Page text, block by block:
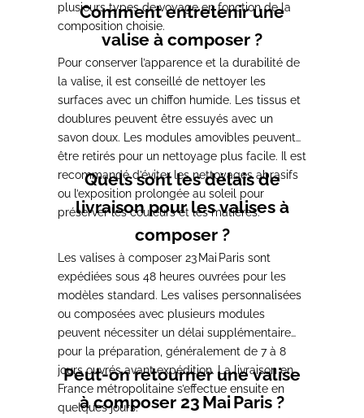
plusieurs types de voyage en fonction de la
composition choisie.
Comment entretenir une
valise à composer ?
Pour conserver l’apparence et la durabilité de
la valise, il est conseillé de nettoyer les
surfaces avec un chiffon humide. Les tissus et
doublures peuvent être essuyés avec un
savon doux. Les modules amovibles peuvent
être retirés pour un nettoyage plus facile. Il est
recommandé d’éviter les nettoyages abrasifs
ou l’exposition prolongée au soleil pour
préserver les couleurs et les matières.
Quels sont les délais de
livraison pour les valises à
composer ?
Les valises à composer 23 Mai Paris sont
expédiées sous 48 heures ouvrées pour les
modèles standard. Les valises personnalisées
ou composées avec plusieurs modules
peuvent nécessiter un délai supplémentaire
pour la préparation, généralement de 7 à 8
jours ouvrés avant expédition. La livraison en
France métropolitaine s’effectue ensuite en
quelques jours.
Peut-on retourner une valise
à composer 23 Mai Paris ?